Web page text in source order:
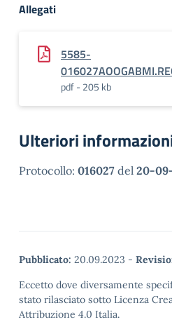
Allegati
5585-
pdf - 205 kb
Ulteriori
Protocollo: 016027 del 20-
Pubblicato: 20.09.2023 -
Eccetto dove diversamente
stato rilasciato sotto Licenza
Attribuzione 4.0 Italia.